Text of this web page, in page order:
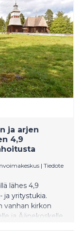
ja arjen
4,9
| Tiedote
lähes 4,9
ja yritystukia.
vanhan kirkon
ja Äänekoskelle